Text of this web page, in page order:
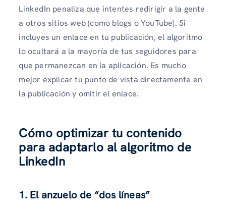
LinkedIn penaliza que intentes redirigir a la gente
a otros sitios web (como blogs o YouTube). Si
incluyes un enlace en tu publicación, el algoritmo
lo ocultará a la mayoría de tus seguidores para
que permanezcan en la aplicación. Es mucho
mejor explicar tu punto de vista directamente en
la publicación y omitir el enlace.
Cómo optimizar tu contenido
para adaptarlo al algoritmo de
LinkedIn
1. El anzuelo de “dos líneas”